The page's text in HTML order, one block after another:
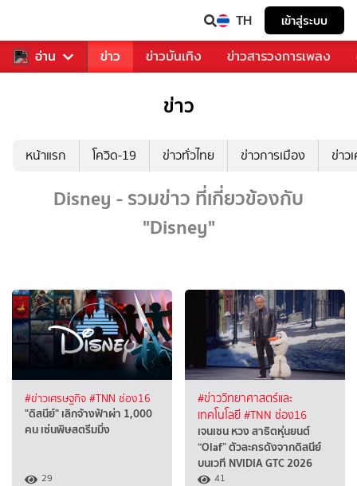
TH เข้าสู่ระบบ
อ่าน
คุณ กีฬา ข่าว ข่าวบันเทิง ข่าวสารวงการเพลง
ข่าว
หน้าแรก โควิด-19 ข่าวทั่วไทย ข่าวการเมือง ข่าว
Disney - รวมข่าว ที่เกี่ยวข้องกับ
"Disney"
#ข่าวเศรษฐกิจ #TNN ช่อง16
"ดิสนีย์" เลิกจ้างฟ้าผ่า 1,000
คน เซ่นพิษสตรีมมิ่ง
29
#ข่าววิทยาศาสตร์และ
เทคโนโลยี#TNN ช่อง16
เจนเซน หวง สาธิตหุ่นยนต์
“Olaf” ตัวละครดังจากดิสนีย์
บนเวที NVIDIA GTC 2026
41